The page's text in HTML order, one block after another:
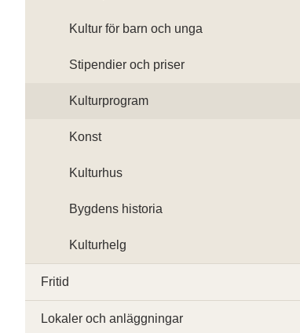
Kultur för barn och unga
Stipendier och priser
Kulturprogram
Konst
Kulturhus
Bygdens historia
Kulturhelg
Fritid
Lokaler och anläggningar